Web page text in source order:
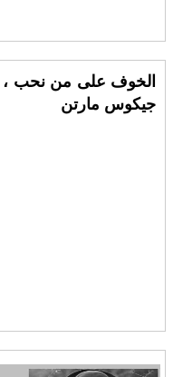
الخوف على من نحب
جيكوس مارتن